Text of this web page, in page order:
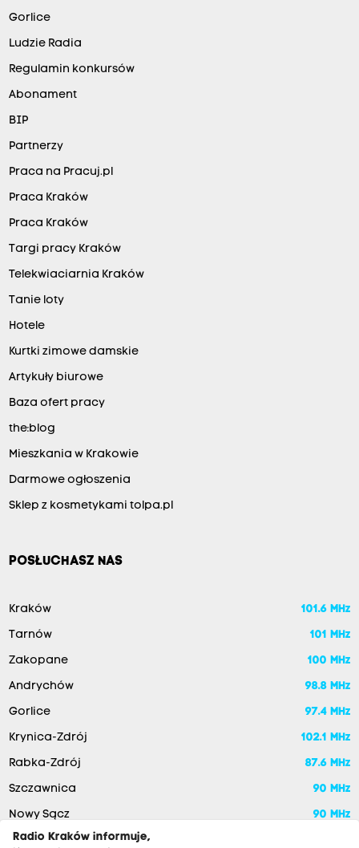
Gorlice
Ludzie Radia
Regulamin konkursów
Abonament
BIP
Partnerzy
Praca na Pracuj.pl
Praca Kraków
Praca Kraków
Targi pracy Kraków
Telekwiaciarnia Kraków
Tanie loty
Hotele
Kurtki zimowe damskie
Artykuły biurowe
Baza ofert pracy
the:blog
Mieszkania w Krakowie
Darmowe ogłoszenia
Sklep z kosmetykami tolpa.pl
POSŁUCHASZ NAS
Kraków 101.6 MHz
Tarnów 101 MHz
Zakopane 100 MHz
Andrychów 98.8 MHz
Gorlice 97.4 MHz
Krynica-Zdrój 102.1 MHz
Rabka-Zdrój 87.6 MHz
Szczawnica 90 MHz
Nowy Sącz
90 MHz
Radio Kraków informuje,